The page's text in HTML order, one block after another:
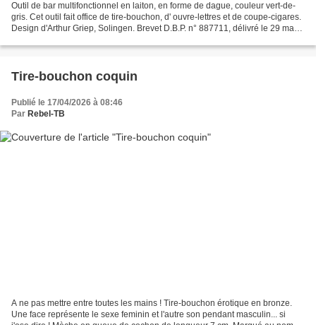
Outil de bar multifonctionnel en laiton, en forme de dague, couleur vert-de-
gris. Cet outil fait office de tire-bouchon, d' ouvre-lettres et de coupe-cigares.
Design d'Arthur Griep, Solingen. Brevet D.B.P. n° 887711, délivré le 29 mars
Tire-bouchon coquin
Publié le 17/04/2026 à 08:46
Par Rebel-TB
A ne pas mettre entre toutes les mains ! Tire-bouchon érotique en bronze.
Une face représente le sexe feminin et l'autre son pendant masculin... si